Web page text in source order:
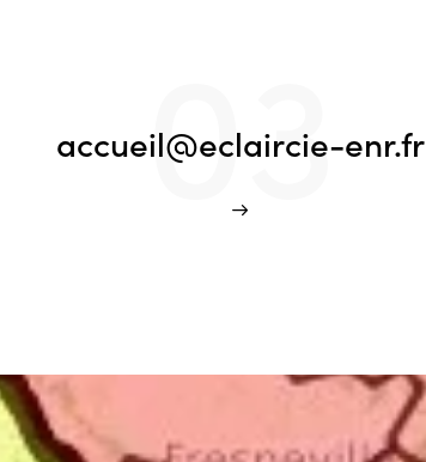
03
accueil@eclaircie-enr.fr